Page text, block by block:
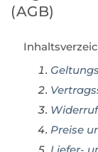
(AGB)
Preise